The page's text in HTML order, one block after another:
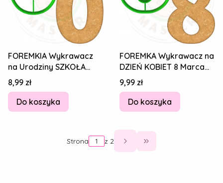
FOREMKIA Wykrawacz
na Urodziny SZKOŁA
STUDIA NAUKA Cyfra
Numer Liczba 0 8cm
Cena
8,99 zł
Do koszyka
FOREMKA Wykrawacz na
DZIEŃ KOBIET 8 Marca
Cyfra Numer Liczba
ÓSEMKA 8cm
Cena
9,99 zł
Do koszyka
Strona z 2 Przejdź do